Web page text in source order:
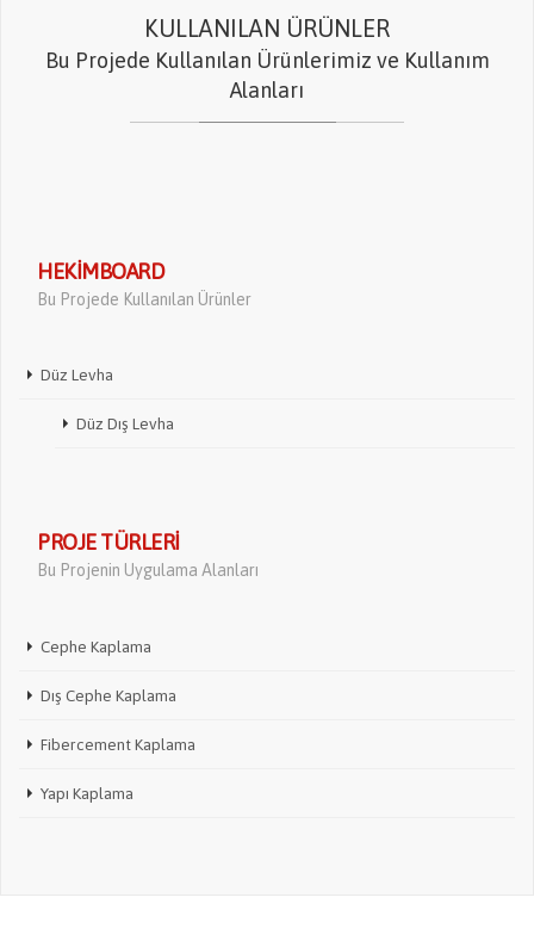
KULLANILAN ÜRÜNLER
Bu Projede Kullanılan Ürünlerimiz ve Kullanım
Alanları
HEKIMBOARD
Bu Projede Kullanılan Ürünler
Düz Levha
Düz Dış Levha
PROJE TÜRLERI
Bu Projenin Uygulama Alanları
Cephe Kaplama
Dış Cephe Kaplama
Fibercement Kaplama
Yapı Kaplama